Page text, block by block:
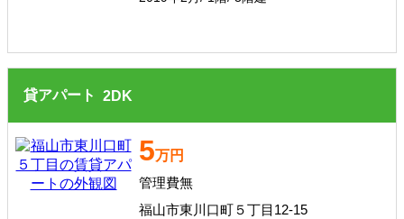
貸アパート 2DK
5万円
管理費無
福山市東川口町５丁目12-15